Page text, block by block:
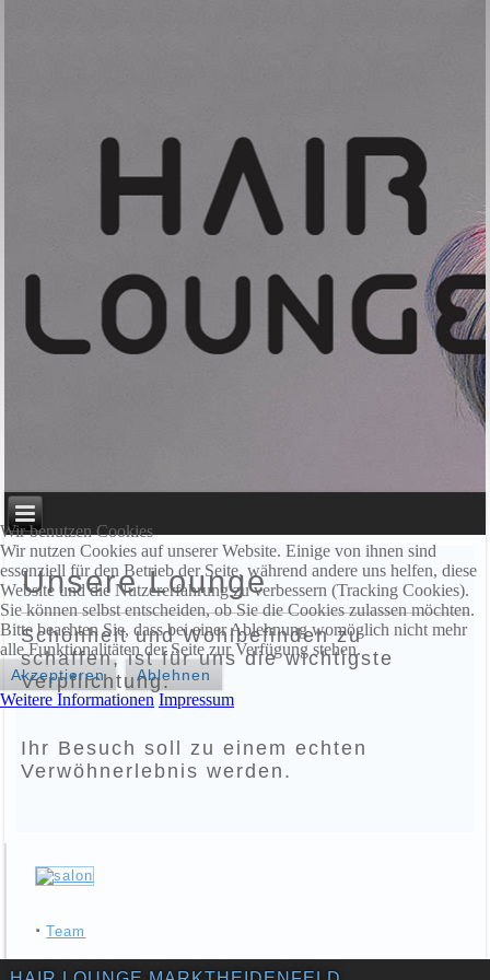
Unsere Lounge
Schönheit und Wohlbefinden zu
schaffen, ist für uns die wichtigste
Verpflichtung.
Ihr Besuch soll zu einem echten
Verwöhnerlebnis werden.
Team
Wir benutzen Cookies
Wir nutzen Cookies auf unserer Website. Einige von ihnen sind
essenziell für den Betrieb der Seite, während andere uns helfen, diese
Website und die Nutzererfahrung zu verbessern (Tracking Cookies).
Sie können selbst entscheiden, ob Sie die Cookies zulassen möchten.
Bitte beachten Sie, dass bei einer Ablehnung womöglich nicht mehr
alle Funktionalitäten der Seite zur Verfügung stehen.
Akzeptieren Ablehnen
Weitere Informationen Impressum